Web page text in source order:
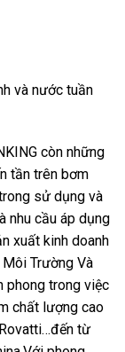
và nước tuần
còn những
tần trên bơm
sử dụng và
nhu cầu áp dụng
xuất kinh doanh
Môi Trường Và
phong trong việc
chất lượng cao
từ